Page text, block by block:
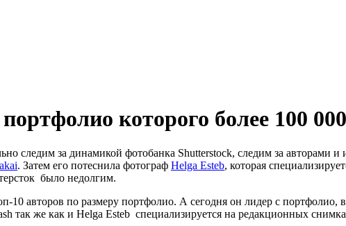
которого более 100
следим за динамикой фотобанка Shutterstock, следим за авторами
. Затем его потеснила фотограф Helga Esteb, которая
было недолгим.
10 авторов по размеру портфолио. А сегодня он лидер с портфолио,
так же как и Helga Esteb специализируется на редакционных